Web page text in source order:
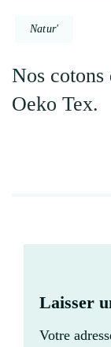
Natur'
Nos
Oeko Tex.
Laisser
Votre